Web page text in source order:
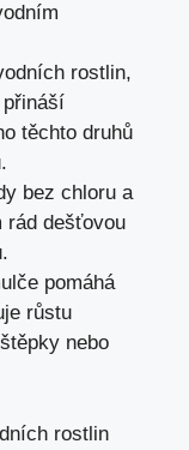
rostlin,
těchto druhů
bez chloru a
rád dešťovou
pomáhá
růstu
nebo
rostlin